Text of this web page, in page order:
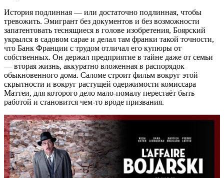
История подлинная — или достаточно подлинная, чтобы
тревожить. Эмигрант без документов и без возможности
запатентовать теснящиеся в голове изобретения, Боярский
укрылся в садовом сарае и делал там франки такой точности,
что Банк Франции с трудом отличал его купюры от
собственных. Он держал предприятие в тайне даже от семьи
— вторая жизнь, аккуратно вложенная в распорядок
обыкновенного дома. Саломе строит фильм вокруг этой
скрытности и вокруг растущей одержимости комиссара
Маттеи, для которого дело мало-помалу перестаёт быть
работой и становится чем-то вроде призвания.